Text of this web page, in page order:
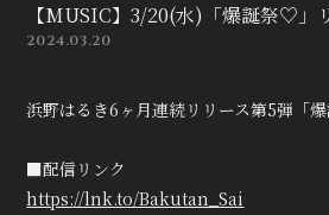
【MUSIC】3/20(水)「爆誕祭♡」
2024.03.20
浜野はるき6ヶ月連続リリース第5弾「
■配信リンク
https://lnk.to/Bakutan_Sai